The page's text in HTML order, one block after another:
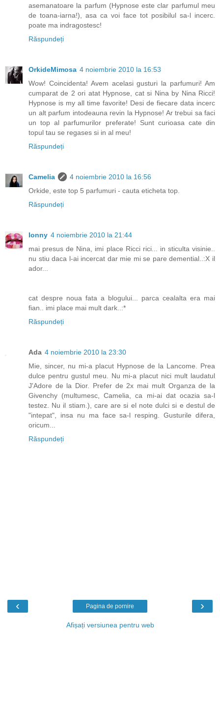
asemanatoare la parfum (Hypnose este clar parfumul meu
de toana-iarna!), asa ca voi face tot posibilul sa-l incerc.
poate ma indragostesc!
Răspundeți
OrkideMimosa 4 noiembrie 2010 la 16:53
Wow! Coincidenta! Avem acelasi gusturi la parfumuri! Am
cumparat de 2 ori atat Hypnose, cat si Nina by Nina Ricci!
Hypnose is my all time favorite! Desi de fiecare data incerc
un alt parfum intodeauna revin la Hypnose! Ar trebui sa faci
un top al parfumurilor preferate! Sunt curioasa cate din
topul tau se regases si in al meu!
Răspundeți
Camelia
4 noiembrie 2010 la 16:56
Orkide, este top 5 parfumuri - cauta eticheta top.
Răspundeți
Ionny 4 noiembrie 2010 la 21:44
mai presus de Nina, imi place Ricci rici... in sticulta visinie..
nu stiu daca l-ai incercat dar mie mi se pare demential..:X il
ador...
cat despre noua fata a blogului... parca cealalta era mai
fian.. imi place mai mult dark..:*
Răspundeți
Ada 4 noiembrie 2010 la 23:30
Mie, sincer, nu mi-a placut Hypnose de la Lancome. Prea
dulce pentru gustul meu. Nu mi-a placut nici mult laudatul
J'Adore de la Dior. Prefer de 2x mai mult Organza de la
Givenchy (multumesc, Camelia, ca mi-ai dat ocazia sa-l
testez. Nu il stiam.), care are si el note dulci si e destul de
"intepat", insa nu ma face sa-l resping. Gusturile difera,
oricum...
Răspundeți
‹ ›
Pagina de pornire
Afișați versiunea pentru web